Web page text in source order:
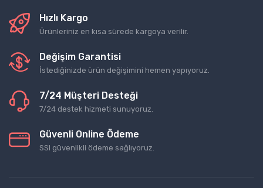
Hızlı Kargo
Ürünleriniz en kısa sürede kargoya verilir.
Değişim Garantisi
İstediğinizde ürün değişimini hemen yapıyoruz.
7/24 Müşteri Desteği
7/24 destek hizmeti sunuyoruz.
Güvenli Online Ödeme
SSl güvenlikli ödeme sağlıyoruz.